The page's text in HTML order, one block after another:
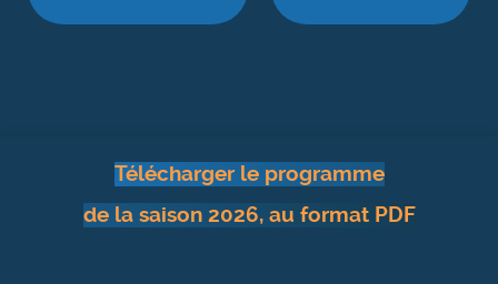
Télécharger le programme
de la saison 2026, au format PDF